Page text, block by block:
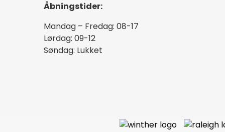
Åbningstider:
Mandag – Fredag: 08-17
Lørdag: 09-12
Søndag: Lukket